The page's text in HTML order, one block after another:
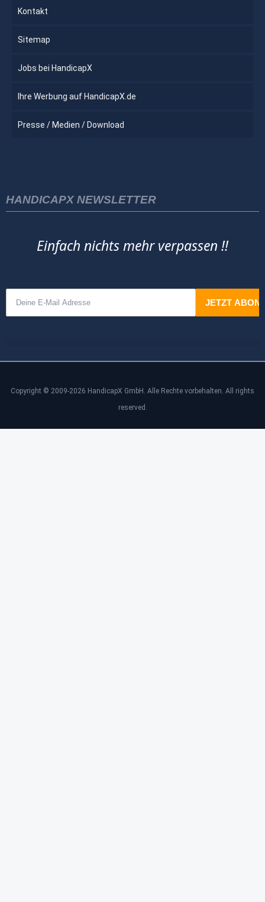
Kontakt
Sitemap
Jobs bei HandicapX
Ihre Werbung auf HandicapX.de
Presse / Medien / Download
HANDICAPX NEWSLETTER
Einfach nichts mehr verpassen !!
Copyright © 2009-2026 HandicapX GmbH. Alle Rechte vorbehalten. All rights
reserved.